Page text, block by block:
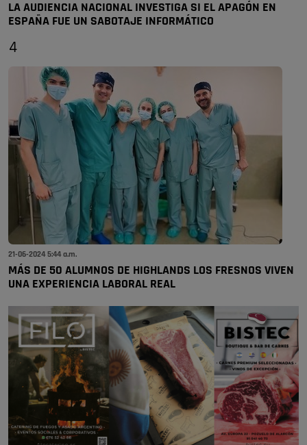
LA AUDIENCIA NACIONAL INVESTIGA SI EL APAGÓN EN
ESPAÑA FUE UN SABOTAJE INFORMÁTICO
4
21-06-2024 5:44 a.m.
MÁS DE 50 ALUMNOS DE HIGHLANDS LOS FRESNOS VIVEN
UNA EXPERIENCIA LABORAL REAL